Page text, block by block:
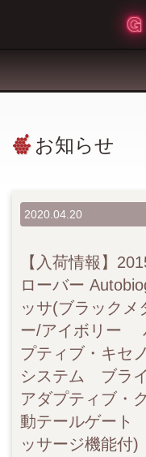
お知らせ
2020.04.20
【入荷情報】
ローバー
ッサ(ブラックメ
ー/アイボリー
プティブ・キセ
システム ブラ
アダプティブ・
動テールゲート
ッサージ機能付